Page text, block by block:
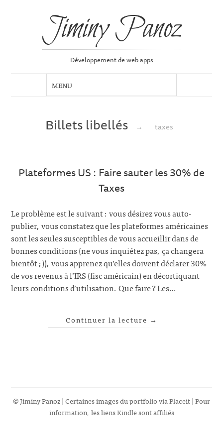
Jiminy Panoz
Développement de web apps
Billets libellés → taxes
Plateformes US : Faire sauter les 30% de
Taxes
Le problème est le suivant : vous désirez vous auto-
publier, vous constatez que les plateformes américaines
sont les seules susceptibles de vous accueillir dans de
bonnes conditions (ne vous inquiétez pas, ça changera
bientôt ;)), vous apprenez qu’elles doivent déclarer 30%
de vos revenus à l’IRS (fisc américain) en décortiquant
leurs conditions d’utilisation. Que faire ? Les…
Continuer la lecture →
© Jiminy Panoz | Certaines images du portfolio viaPlaceit| Pour
information, les liens Kindle sont affiliés